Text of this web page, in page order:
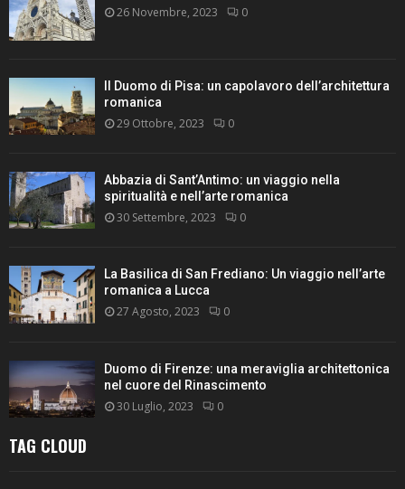
26 Novembre, 2023 0
Il Duomo di Pisa: un capolavoro dell’architettura
romanica
29 Ottobre, 2023 0
Abbazia di Sant’Antimo: un viaggio nella
spiritualità e nell’arte romanica
30 Settembre, 2023 0
La Basilica di San Frediano: Un viaggio nell’arte
romanica a Lucca
27 Agosto, 2023 0
Duomo di Firenze: una meraviglia architettonica
nel cuore del Rinascimento
30 Luglio, 2023 0
TAG CLOUD